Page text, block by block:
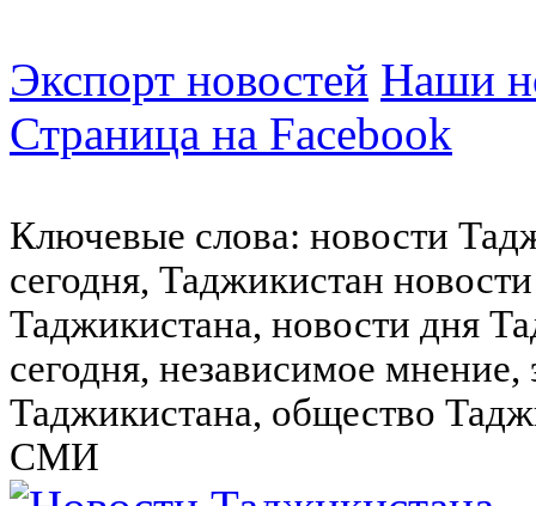
Экспорт новостей Наши
Страница на Facebook
Ключевые слова: новости
сегодня, Таджикистан
Таджикистана, новости дня
сегодня, независимое
Таджикистана, общество
СМИ